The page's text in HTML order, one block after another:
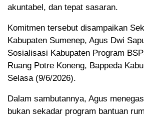
akuntabel, dan tepat sasaran.
Komitmen tersebut disampaikan
Kabupaten Sumenep, Agus Dwi
Sosialisasi Kabupaten Program
Ruang Potre Koneng, Bappeda
Selasa (9/6/2026).
Dalam sambutannya, Agus
bukan sekadar program bantuan